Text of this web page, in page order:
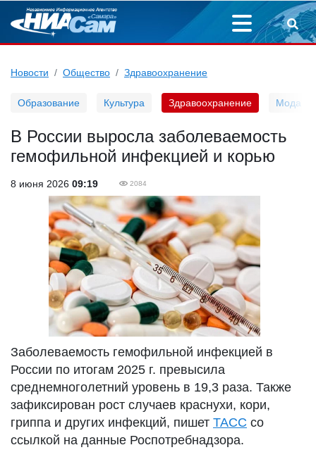
Новости Общество Здравоохранение
Образование Культура Здравоохранение Мода
В России выросла заболеваемость
гемофильной инфекцией и корью
8 июня 2026 09:19 2084
Заболеваемость гемофильной инфекцией в
России по итогам 2025 г. превысила
среднемноголетний уровень в 19,3 раза. Также
зафиксирован рост случаев краснухи, кори,
гриппа и других инфекций, пишет ТАСС со
ссылкой на данные Роспотребнадзора.